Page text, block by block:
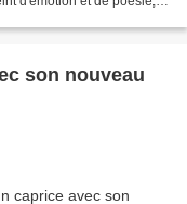
son nouveau